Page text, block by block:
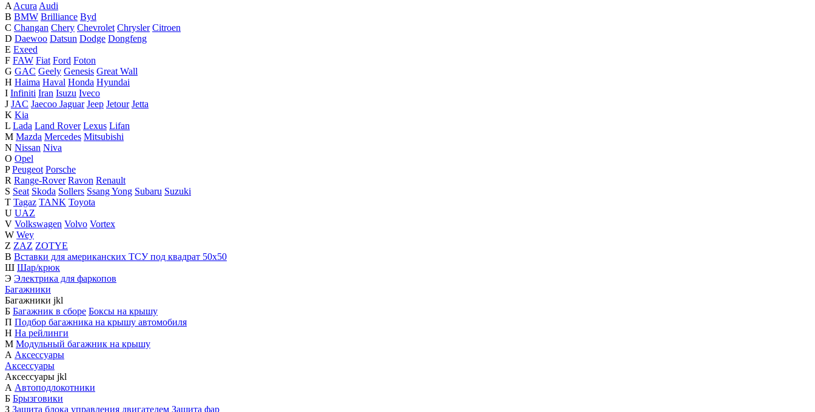
AAcuraAudi
B BMW Brilliance Byd
C Changan Chery Chevrolet Chrysler Citroen
D Daewoo Datsun Dodge Dongfeng
E Exeed
F FAW Fiat Ford Foton
G GAC Geely Genesis Great Wall
H Haima Haval Honda Hyundai
I Infiniti Iran Isuzu Iveco
J JAC Jaecoo Jaguar Jeep Jetour Jetta
K Kia
L Lada Land Rover Lexus Lifan
M Mazda Mercedes Mitsubishi
N Nissan Niva
O Opel
P Peugeot Porsche
R Range-Rover Ravon Renault
S Seat Skoda Sollers Ssang Yong Subaru Suzuki
T Tagaz TANK Toyota
U UAZ
V Volkswagen Volvo Vortex
W Wey
Z ZAZ ZOTYE
В Вставки для американских ТСУ под квадрат 50х50
Ш Шар/крюк
Э Электрика для фаркопов
Багажники
Багажники jkl
Б Багажник в сборе Боксы на крышу
П Подбор багажника на крышу автомобиля
Н На рейлинги
М Модульный багажник на крышу
А Аксессуары
Аксессуары
Аксессуары jkl
А Автоподлокотники
Б Брызговики
З Защита блока управления двигателем Защита фар